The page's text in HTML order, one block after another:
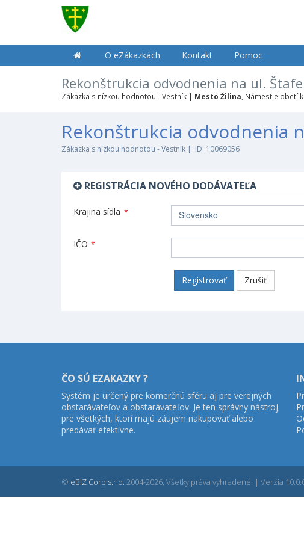
O eZákazkách Kontakt Pomoc
Rekonštrukcia odvodnenia na ul.
Zákazka s nízkou hodnotou - Vestník | Mesto Žilina , Námestie obetí
Rekonštrukcia odvodnenia
Zákazka s nízkou hodnotou - Vestník | ID: 10069056
REGISTRÁCIA NOVÉHO DODÁVATEĽA
Krajina sídla * Slovensko
IČO *
Registrovať Zrušiť
ČO SÚ EZAKAZKY ?
Systém je určený pre komerčnú sféru aj pre verejných
obstarávateľov a obstarávateľov. Je ten správny nástroj
pre všetkých, ktorí majú záujem nakupovať alebo
predávať efektívne.
© eBIZ Corp s.r.o. 2004-2026, Všetky práva vyhradené. | Verzia